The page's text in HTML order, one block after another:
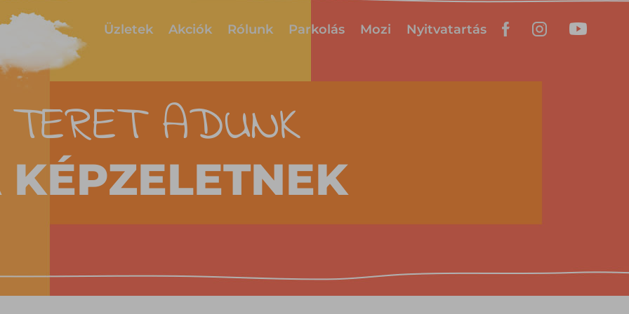
Üzletek Akciók Rólunk Parkolás Mozi Nyitvatartás
TERET ADUNK